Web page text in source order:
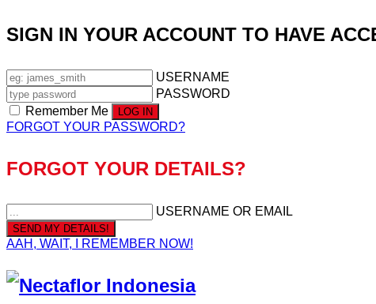
SIGN IN YOUR ACCOUNT TO HAVE
USERNAME
PASSWORD
Remember Me
FORGOT YOUR PASSWORD?
FORGOT YOUR DETAILS?
USERNAME OR EMAIL
AAH, WAIT, I REMEMBER NOW!